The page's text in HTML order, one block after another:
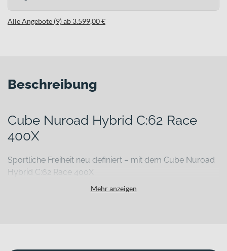
Alle Angebote (9) ab 3.599,00 €
Beschreibung
Cube Nuroad Hybrid C:62 Race
400X
Sportliche Freiheit neu definiert – mit dem Cube Nuroad
Hybrid C:62 Race 400X
Du suchst ein E-Bike, das auf Asphalt genauso überzeugt wie auf
Mehr anzeigen